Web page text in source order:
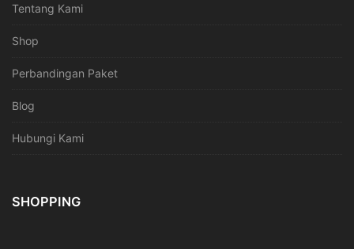
Tentang Kami
Shop
Perbandingan Paket
Blog
Hubungi Kami
SHOPPING